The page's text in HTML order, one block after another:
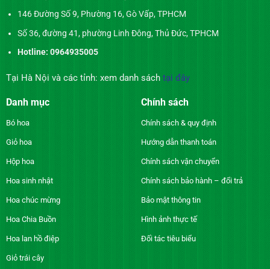
146 Đường Số 9, Phường 16, Gò Vấp, TPHCM
Số 36, đường 41, phường Linh Đông, Thủ Đức, TPHCM
Hotline: 0964935005
Tại Hà Nội và các tỉnh: xem danh sách tại đây
Danh mục
Bó hoa
Giỏ hoa
Hộp hoa
Hoa sinh nhật
Hoa chúc mừng
Hoa Chia Buồn
Hoa lan hồ điệp
Giỏ trái cây
Chính sách
Chính sách & quy định
Hướng dẫn thanh toán
Chính sách vận chuyển
Chính sách bảo hành – đổi trả
Bảo mật thông tin
Hình ảnh thực tế
Đối tác tiêu biểu